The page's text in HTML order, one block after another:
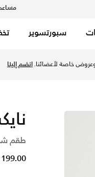
سبورتسوير
وعروض خاصة لأعضائنا.انضم إلينا
طقم
199.00 ر.س